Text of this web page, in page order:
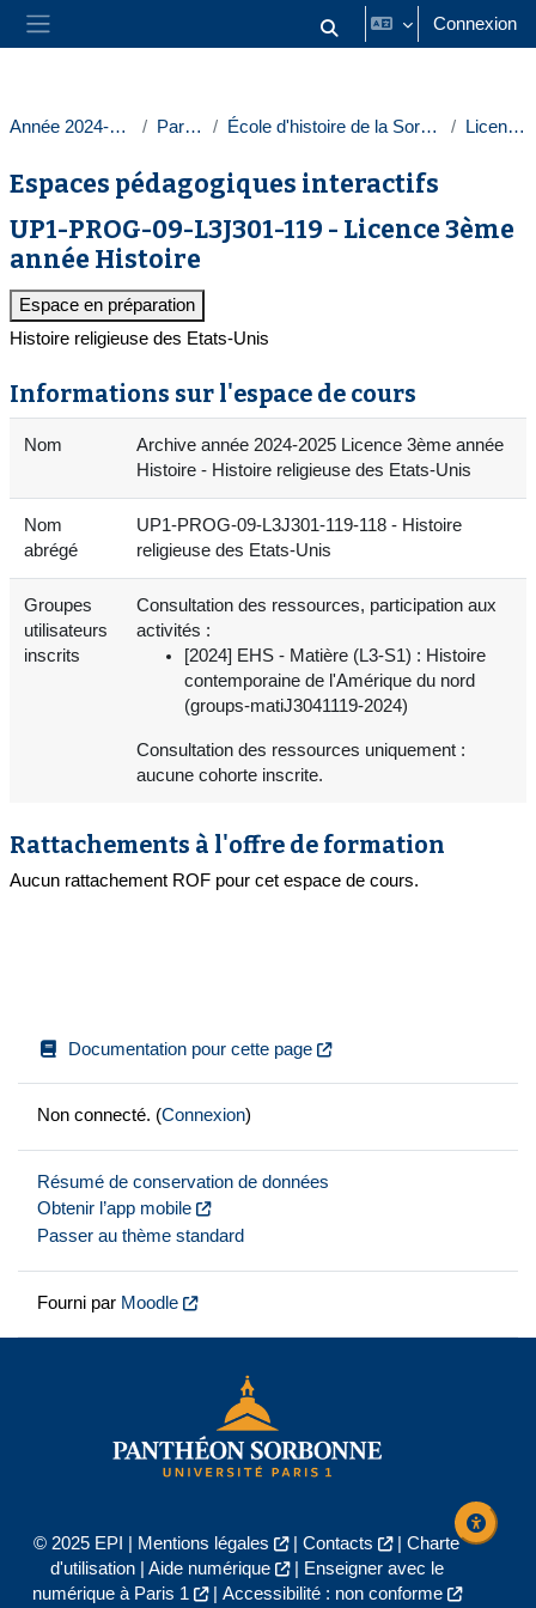
Passer au contenu principal
Panneau latéral Activer/désactiver la saisie
Connexion
Année 2024-2025 Paris 1 École d'histoire de la Sorbonne Licences
Espaces pédagogiques interactifs
UP1-PROG-09-L3J301-119 - Licence 3ème
année Histoire
Espace en préparation
Histoire religieuse des Etats-Unis
Informations sur l'espace de cours
Nom
Archive année 2024-2025 Licence 3ème année
Histoire - Histoire religieuse des Etats-Unis
Nom
abrégé
UP1-PROG-09-L3J301-119-118 - Histoire
religieuse des Etats-Unis
Groupes
utilisateurs
inscrits
Consultation des ressources, participation aux
activités :
[2024] EHS - Matière (L3-S1) : Histoire
contemporaine de l'Amérique du nord
(groups-matiJ3041119-2024)
Consultation des ressources uniquement :
aucune cohorte inscrite.
Rattachements à l'offre de formation
Aucun rattachement ROF pour cet espace de cours.
Documentation pour cette page
Non connecté. (Connexion)
Résumé de conservation de données
Obtenir l’app mobile
Passer au thème standard
Fourni par Moodle
© 2025 EPI | Mentions légales | Contacts | Charte
d'utilisation| Aide numérique |
Enseigner avec le
numérique à Paris 1
| Accessibilité : non conforme